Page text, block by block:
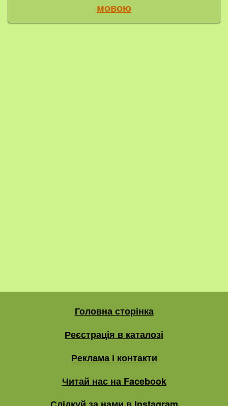
мовою
Головна сторінка
Реєстрація в каталозі
Реклама і контакти
Читай нас на Facebook